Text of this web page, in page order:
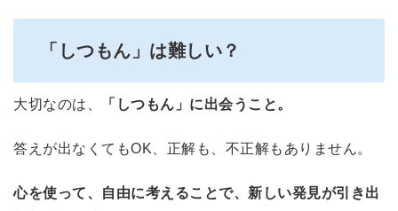
「しつもん」は難しい？
大切なのは、 「しつもん」に出会うこと。
答えが出なくてもOK、正解も、不正解もありません。
心を使って、自由に考えることで、新しい発見が引き出